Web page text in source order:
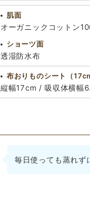
肌面
オーガニックコットン
ショーツ面
透湿防水布
布おりものシート（
縦幅17cm / 吸収体横幅
毎日使っても蒸れず